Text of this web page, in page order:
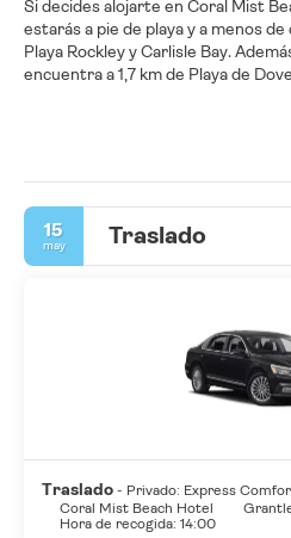
Si decides alojarte en Coral Mist
estarás a pie de playa y a menos
Playa Rockley y Carlisle Bay. Además, este hotel de playa se
encuentra a 1,7 km de Playa de
Disfruta de una gran variedad de
ellas una piscina al aire libre,
wifi gratis, servicios de conserjería
(de pago).
Reserva una de las 32 habitaciones
por cable. Entre las comodidades,
escritorio y teléfono con y llamadas
Si quieres disfrutar de vistas al
más cómodo, llama al servicio de
limitado. Apaga la sed con tu
Se ofrece un desayuno completo
con un coste adicional.
15
may Traslado
Traslado - Privado: Express
Coral Mist Beach Hotel
Hora de recogida: 14:00